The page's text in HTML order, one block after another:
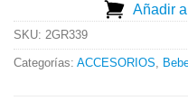
Añadir
SKU: 2GR339
Categorías: ACCESORIOS